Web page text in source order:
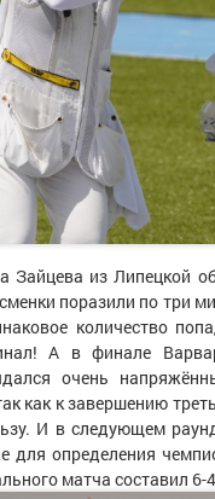
Зайцева из Липецкой
поразили по три
количество
А в финале
очень
как к завершению
И в следующем
для определения
матча составил